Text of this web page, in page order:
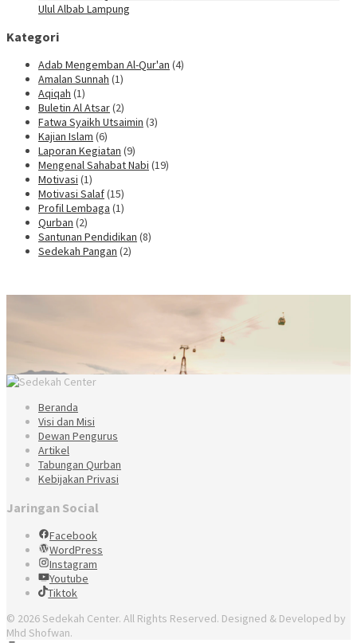
Ulul Albab Lampung
Kategori
Adab Mengemban Al-Qur'an (4)
Amalan Sunnah (1)
Aqiqah (1)
Buletin Al Atsar(2)
Fatwa Syaikh Utsaimin (3)
Kajian Islam (6)
Laporan Kegiatan (9)
Mengenal Sahabat Nabi (19)
Motivasi (1)
Motivasi Salaf(15)
Profil Lembaga (1)
Qurban (2)
Santunan Pendidikan (8)
Sedekah Pangan (2)
Beranda
Visi dan Misi
Dewan Pengurus
Artikel
Tabungan Qurban
Kebijakan Privasi
Jaringan Social
Facebook
WordPress
Instagram
Youtube
Tiktok
© 2026 Sedekah Center. All Rights Reserved. Designed & Developed by
Mhd Shofwan.